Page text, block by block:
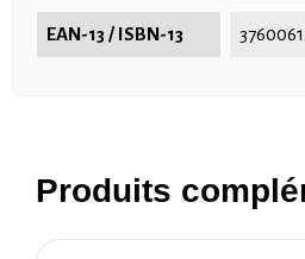
EAN-13 / ISBN-13
Produits